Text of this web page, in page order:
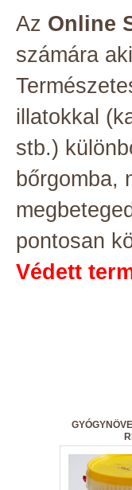
Az Online
számára
illatokkal
stb.)
bőrgomba,
pontosan
Védett